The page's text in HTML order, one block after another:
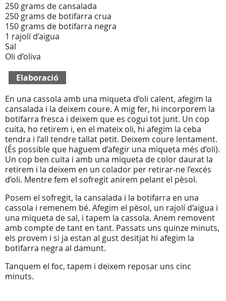
250 grams de cansalada
250 grams de botifarra crua
150 grams de botifarra negra
1 rajolí d’aigua
Sal
Oli d’oliva
Elaboració
En una cassola amb una miqueta d’oli calent, afegim la
cansalada i la deixem coure. A mig fer, hi incorporem la
botifarra fresca i deixem que es cogui tot junt. Un cop
cuita, ho retirem i, en el mateix oli, hi afegim la ceba
tendra i l’all tendre tallat petit. Deixem coure lentament.
(És possible que haguem d’afegir una miqueta més d’oli).
Un cop ben cuita i amb una miqueta de color daurat la
retirem i la deixem en un colador per retirar-ne l’excés
d’oli. Mentre fem el sofregit anirem pelant el pèsol.
Posem el sofregit, la cansalada i la botifarra en una
cassola i remenem bé. Afegim el pèsol, un rajolí d’aigua i
una miqueta de sal, i tapem la cassola. Anem removent
amb compte de tant en tant. Passats uns quinze minuts,
els provem i si ja estan al gust desitjat hi afegim la
botifarra negra al damunt.
Tanquem el foc, tapem i deixem reposar uns cinc
minuts.